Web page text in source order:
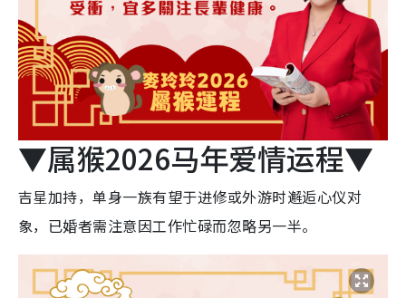
▼属猴2026马年爱情运程▼
吉星加持，单身一族有望于进修或外游时邂逅心仪对
象，已婚者需注意因工作忙碌而忽略另一半。